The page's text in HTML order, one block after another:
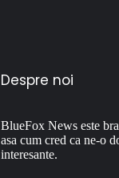
Despre noi
BlueFox News este
asa cum cred ca ne-o
interesante.